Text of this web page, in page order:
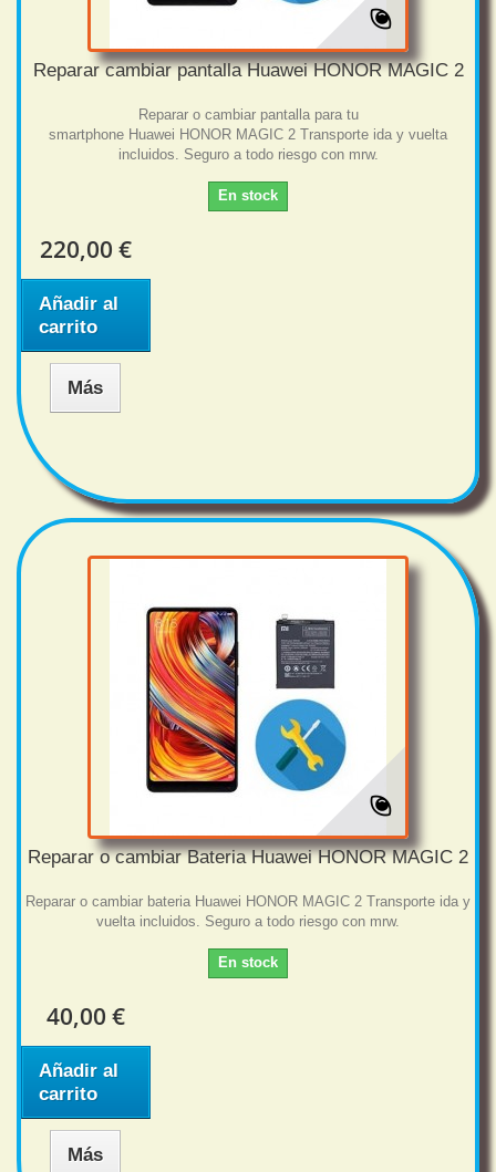
Reparar cambiar pantalla Huawei HONOR MAGIC 2
Reparar o cambiar pantalla para tu
smartphone Huawei HONOR MAGIC 2 Transporte ida y vuelta
incluidos. Seguro a todo riesgo con mrw.
En stock
220,00 €
Añadir al
carrito
Más
Reparar o cambiar Bateria Huawei HONOR MAGIC 2
Reparar o cambiar bateria Huawei HONOR MAGIC 2 Transporte ida y
vuelta incluidos. Seguro a todo riesgo con mrw.
En stock
40,00 €
Añadir al
carrito
Más